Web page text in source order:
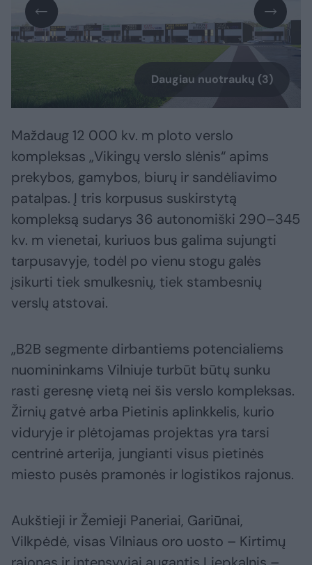
Daugiau nuotraukų (3)
Maždaug 12 000 kv. m ploto verslo
kompleksas „Vikingų verslo slėnis“ apims
prekybos, gamybos, biurų ir sandėliavimo
patalpas. Į tris korpusus suskirstytą
kompleksą sudarys 36 autonomiški 290–345
kv. m vienetai, kuriuos bus galima sujungti
tarpusavyje, todėl po vienu stogu galės
įsikurti tiek smulkesnių, tiek stambesnių
verslų atstovai.
„B2B segmente dirbantiems potencialiems
nuomininkams Vilniuje turbūt būtų sunku
rasti geresnę vietą nei šis verslo kompleksas.
Žirnių gatvė arba Pietinis aplinkkelis, kurio
viduryje ir plėtojamas projektas yra tarsi
centrinė arterija, jungianti visus pietinės
miesto pusės pramonės ir logistikos rajonus.
Aukštieji ir Žemieji Paneriai, Gariūnai,
Vilkpėdė, visas Vilniaus oro uosto – Kirtimų